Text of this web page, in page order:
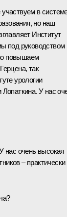
в
но наш
Институт
под руководством
повышаем
так
урологии
Лопаткина. У нас
нас очень высокая
– практически